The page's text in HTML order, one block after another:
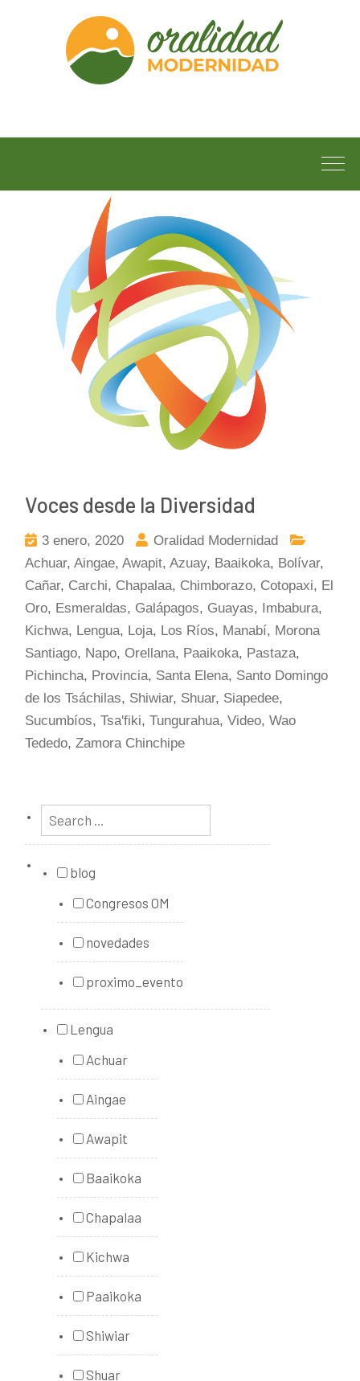
Voces desde la Diversidad
3 enero, 2020
Oralidad Modernidad
Achuar,Aingae,Awapit,Azuay, Baaikoka, Bolívar,
Cañar, Carchi, Chapalaa, Chimborazo, Cotopaxi, El
Oro, Esmeraldas, Galápagos, Guayas, Imbabura,
Kichwa, Lengua, Loja, Los Ríos, Manabí, Morona
Santiago, Napo, Orellana, Paaikoka, Pastaza,
Pichincha, Provincia, Santa Elena, Santo Domingo
de los Tsáchilas, Shiwiar, Shuar, Siapedee,
Sucumbíos,Tsa'fiki,Tungurahua,Video,Wao
Tededo,Zamora Chinchipe
blog
Congresos OM
novedades
proximo_evento
Lengua
Achuar
Aingae
Awapit
Baaikoka
Chapalaa
Kichwa
Paaikoka
Shiwiar
Shuar